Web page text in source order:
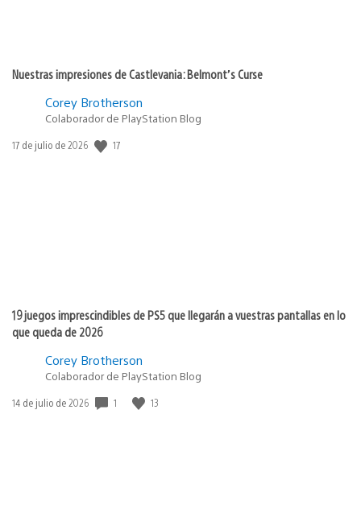
Nuestras impresiones de Castlevania: Belmont’s Curse
Corey Brotherson
Colaborador de PlayStation Blog
Fecha
17 de julio de 2026 17
19 juegos imprescindibles de PS5 que llegarán a vuestras pantallas en lo
que queda de 2026
Corey Brotherson
Colaborador de PlayStation Blog
Fecha
14 de julio de 2026 1 13